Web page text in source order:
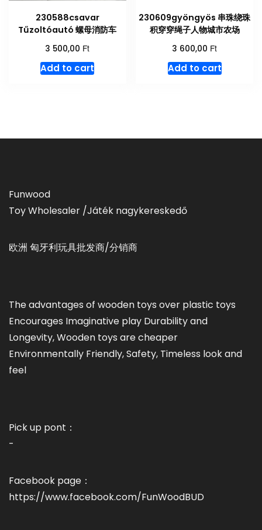
230588csavar
Tűzoltóautó 螺母消防车
3 500,00 Ft
Add to cart
230609gyöngyös 串珠绕珠
积穿穿绳子人物城市农场
3 600,00 Ft
Add to cart
Funwood
Toy Wholesaler /Játék nagykereskedő
欧洲 匈牙利玩具批发商/分销商
The advantages of wooden toys over plastic toys
Encourages Imaginative play Durability and
Longevity, Wooden toys are cheaper
Environmentally Friendly, Safety, Timeless look and
feel
Pick up pont：
-
Facebook page：
https://www.facebook.com/FunWoodBUD